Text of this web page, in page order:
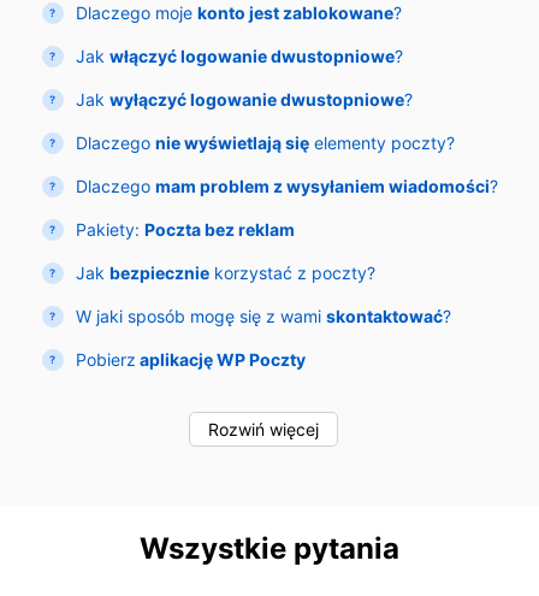
Dlaczego moje konto jest zablokowane?
Jak włączyć logowanie dwustopniowe?
Jak wyłączyć logowanie dwustopniowe?
Dlaczego nie wyświetlają sięelementy poczty?
Dlaczego mam problem z wysyłaniem wiadomości?
Pakiety: Poczta bez reklam
Jak bezpieczniekorzystać z poczty?
W jaki sposób mogę się z wami skontaktować?
Pobierz aplikację WP Poczty
Rozwiń więcej
Wszystkie pytania